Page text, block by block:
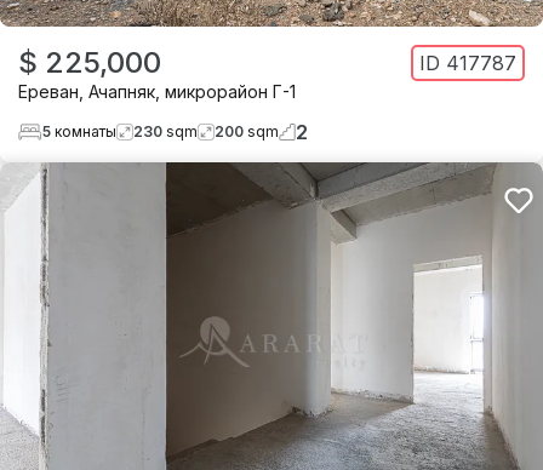
$ 225,000 ID 417787
Ереван Ачапняк микрорайон Г-1
5 комнаты 230 sqm 200 sqm 2